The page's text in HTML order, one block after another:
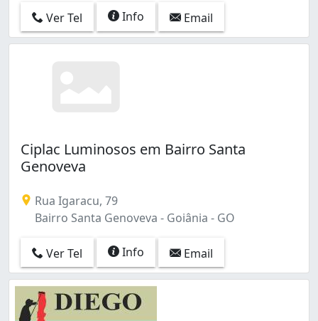
Ver Tel Info Email
Ciplac Luminosos em Bairro Santa
Genoveva
Rua Igaracu, 79
Bairro Santa Genoveva - Goiânia - GO
Ver Tel Info Email